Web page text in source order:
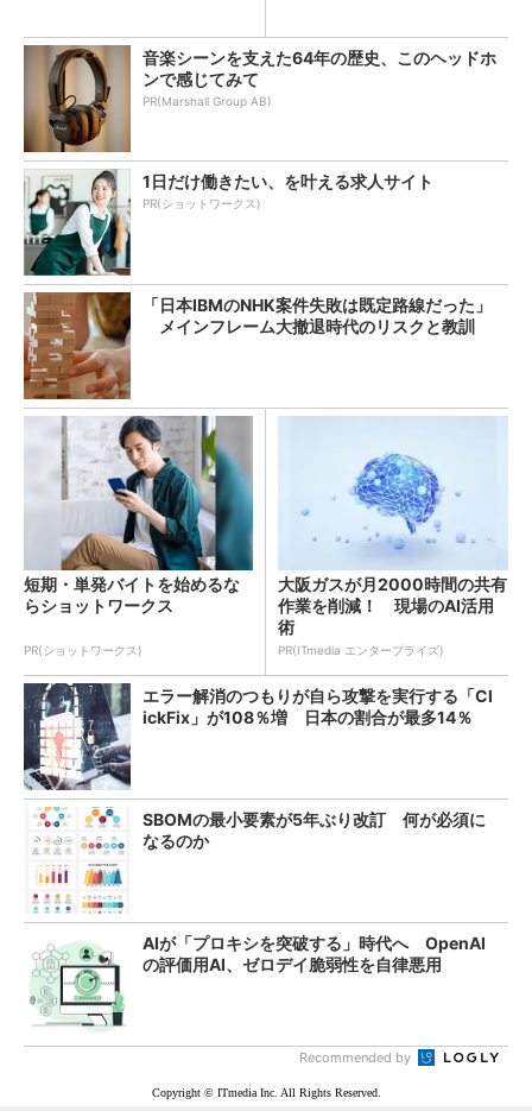
音楽シーンを支えた64年の歴史、このヘッドホ
ンで感じてみて
PR(Marshall Group AB)
1日だけ働きたい、を叶える求人サイト
PR(ショットワークス)
「日本IBMのNHK案件失敗は既定路線だった」
メインフレーム大撤退時代のリスクと教訓
短期・単発バイトを始めるな
らショットワークス
PR(ショットワークス)
大阪ガスが月2000時間の共有
作業を削減！ 現場のAI活用
術
PR(ITmedia エンタープライズ)
エラー解消のつもりが自ら攻撃を実行する「Cl
ickFix」が108％増 日本の割合が最多14％
SBOMの最小要素が5年ぶり改訂 何が必須に
なるのか
AIが「プロキシを突破する」時代へ OpenAI
の評価用AI、ゼロデイ脆弱性を自律悪用
Recommended by
Copyright © ITmedia Inc. All Rights Reserved.